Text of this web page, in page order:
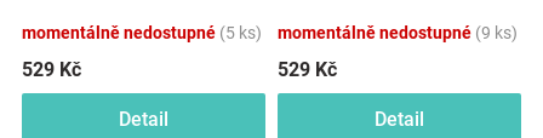
momentálně nedostupné (5 ks)
529 Kč
Detail
momentálně nedostupné (9 ks)
529 Kč
Detail